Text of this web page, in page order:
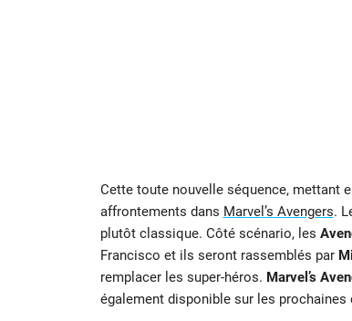
Cette toute nouvelle séquence, mettant
affrontements dans Marvel’s Avengers.
plutôt classique. Côté scénario, les
Francisco et ils seront rassemblés par
remplacer les super-héros. Marvel’s
également disponible sur les prochaines